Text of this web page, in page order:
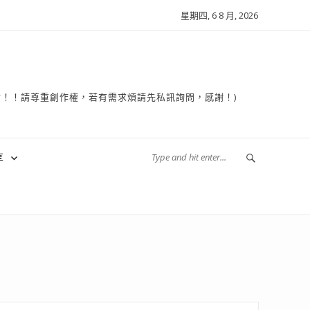
星期四, 6 8 月, 2026
請尊重創作權，若有需求煩請先私訊詢問，感謝！)